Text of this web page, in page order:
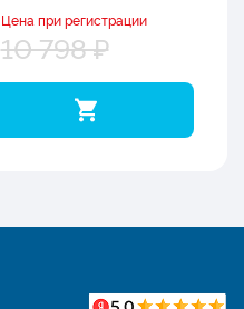
Цена при регистрации
10 798 ₽